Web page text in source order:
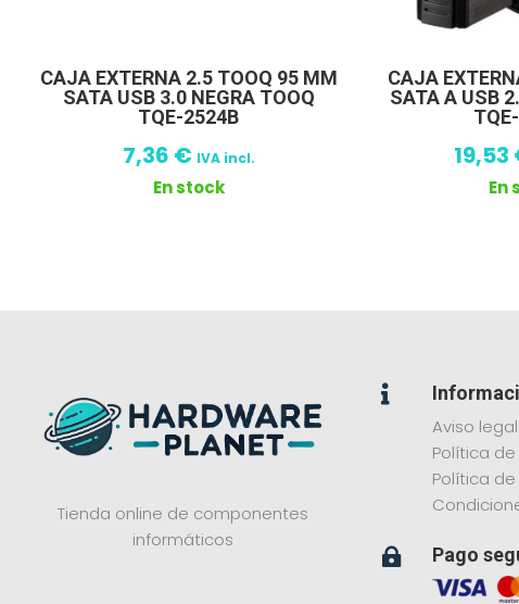
CAJA EXTERNA 2.5 TOOQ 95 MM
SATA USB 3.0 NEGRA TOOQ
TQE-2524B
7,36 € IVA incl.
En stock
CAJA
SATA A USB
19,53
En
Tienda online de componentes
informáticos

Aviso legal
Política
Política
 Pago